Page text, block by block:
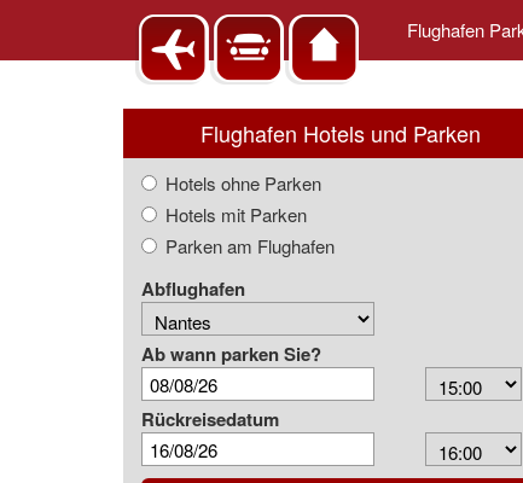
Flughafen
Flughafen Hotels und Parken
Hotels ohne Parken
Hotels mit Parken
Parken am Flughafen
Abflughafen
Ab wann parken Sie?
Arrival
Time
Rückreisedatum
Depart
Time